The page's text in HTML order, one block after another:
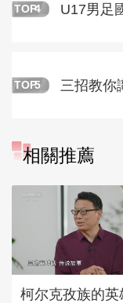
TOP4 U17男足
TOP5 三招教你
相關推薦
柯尔克孜族的英